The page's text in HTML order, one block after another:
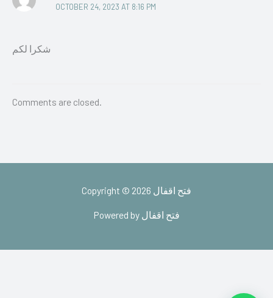
OCTOBER 24, 2023 AT 8:16 PM
شكرا لكم
Comments are closed.
Copyright © 2026 فتح اقفال
Powered by فتح اقفال